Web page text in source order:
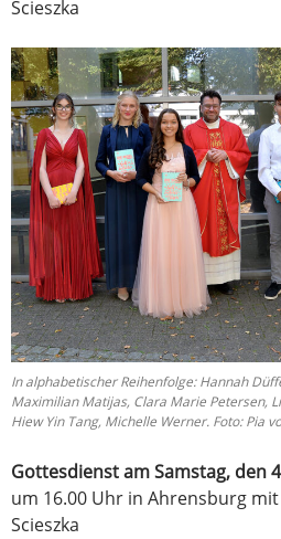
Scieszka
In alphabetischer Reihenfolge: Hannah
Maximilian Matijas, Clara Marie Petersen,
Hiew Yin Tang, Michelle Werner. Foto: Pia
Gottesdienst am Samstag, den
um 16.00 Uhr in Ahrensburg
Scieszka